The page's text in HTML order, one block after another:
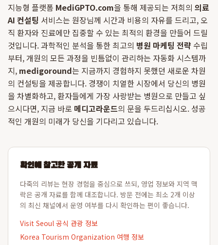
지능형 플랫폼 MediGPTO.com을 통해 제공되는 저희의 의료
AI 컨설팅 서비스는 원장님께 시간과 비용의 자유를 드리고, 오
직 환자와 진료에만 집중할 수 있는 최적의 환경을 만들어 드릴
것입니다. 과학적인 분석을 통한 최고의 병원 마케팅 전략 수립
부터, 개원의 모든 과정을 빈틈없이 관리하는 자동화 시스템까
지, medigoround는 지금까지 경험하지 못했던 새로운 차원
의 컨설팅을 제공합니다. 경쟁이 치열한 시장에서 당신의 병원
을 차별화하고, 환자들에게 가장 사랑받는 병원으로 만들고 싶
으시다면, 지금 바로 메디고라운드의 문을 두드리십시오. 성공
적인 개원의 미래가 당신을 기다리고 있습니다.
확인에 참고한 공개 자료
다죽의 리뷰는 현장 경험을 중심으로 쓰되, 영업 정보와 지역 맥
락은 공개 자료를 함께 대조합니다. 방문 전에는 최소 2개 이상
의 최신 채널에서 운영 여부를 다시 확인하는 편이 좋습니다.
Visit Seoul 공식 관광 정보
Korea Tourism Organization 여행 정보